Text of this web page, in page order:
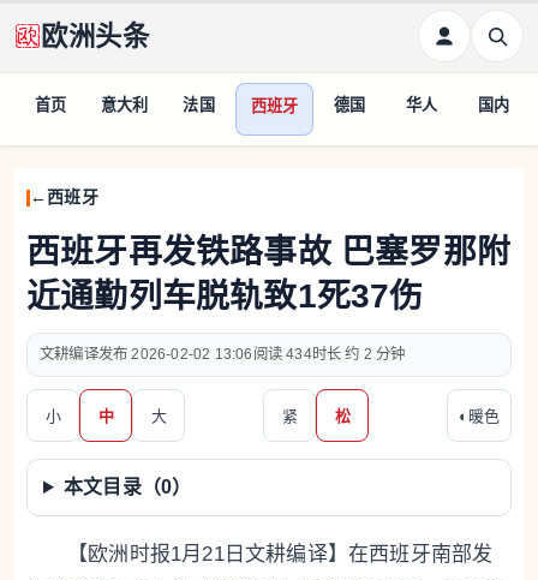
欧洲头条
首页 意大利 法国 西班牙 德国 华人 国内
西班牙
西班牙再发铁路事故 巴塞罗那附
近通勤列车脱轨致1死37伤
文耕编译 2026-02-02 13:06 434 约 2 分钟
小 中 大 紧 松 ◐ 暖色
本文目录（0）
【欧洲时报1月21日文耕编译】在西班牙南部发